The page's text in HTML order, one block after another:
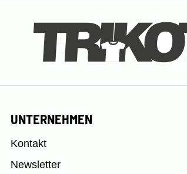
UNTERNEHMEN
Kontakt
Newsletter